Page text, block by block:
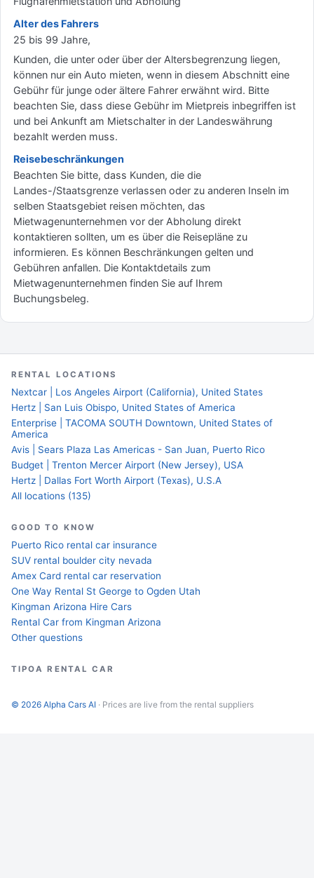
Alter des Fahrers
25 bis 99 Jahre,
Kunden, die unter oder über der Altersbegrenzung liegen,
können nur ein Auto mieten, wenn in diesem Abschnitt eine
Gebühr für junge oder ältere Fahrer erwähnt wird. Bitte
beachten Sie, dass diese Gebühr im Mietpreis inbegriffen ist
und bei Ankunft am Mietschalter in der Landeswährung
bezahlt werden muss.
Reisebeschränkungen
Beachten Sie bitte, dass Kunden, die die
Landes-/Staatsgrenze verlassen oder zu anderen Inseln im
selben Staatsgebiet reisen möchten, das
Mietwagenunternehmen vor der Abholung direkt
kontaktieren sollten, um es über die Reisepläne zu
informieren. Es können Beschränkungen gelten und
Gebühren anfallen. Die Kontaktdetails zum
Mietwagenunternehmen finden Sie auf Ihrem
Buchungsbeleg.
RENTAL LOCATIONS
Nextcar | Los Angeles Airport (California), United States
Hertz | San Luis Obispo, United States of America
Enterprise | TACOMA SOUTH Downtown, United States of
America
Avis | Sears Plaza Las Americas - San Juan, Puerto Rico
Budget | Trenton Mercer Airport (New Jersey), USA
Hertz | Dallas Fort Worth Airport (Texas), U.S.A
All locations (135)
GOOD TO KNOW
Puerto Rico rental car insurance
SUV rental boulder city nevada
Amex Card rental car reservation
One Way Rental St George to Ogden Utah
Kingman Arizona Hire Cars
Rental Car from Kingman Arizona
Other questions
TIPOA RENTAL CAR
© 2026 Alpha Cars AI · Prices are live from the rental suppliers